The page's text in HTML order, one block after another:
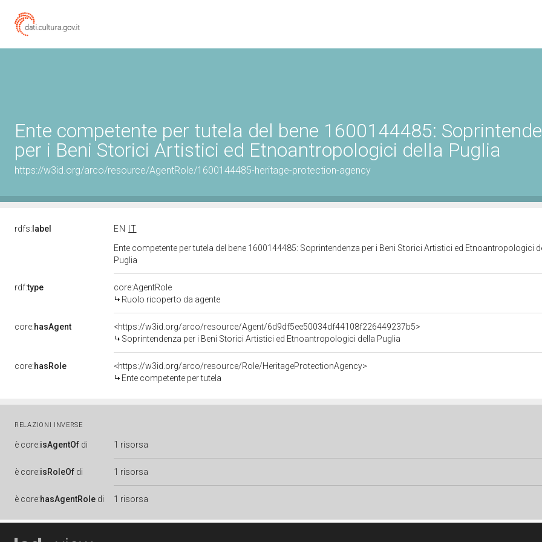
Ente competente per tutela del bene 1600144485:
per i Beni Storici Artistici ed Etnoantropologici della Puglia
https://w3id.org/arco/resource/AgentRole/1600144485-heritage-protection-agency
rdfs: label EN
IT
Ente competente per tutela del bene 1600144485: Soprintendenza per i Beni Storici Artistici ed Etnoantropologici
Puglia
rdf:type
core:AgentRole
Ruolo ricoperto da agente
core:hasAgent
<https://w3id.org/arco/resource/Agent/6d9df5ee50034df44108f226449237b5>
Soprintendenza per i Beni Storici Artistici ed Etnoantropologici della Puglia
core:hasRole
<https://w3id.org/arco/resource/Role/HeritageProtectionAgency>
Ente competente per tutela
RELAZIONI INVERSE
è core:isAgentOf di 1 risorsa
è core:isRoleOf di 1 risorsa
è core:hasAgentRole di 1 risorsa